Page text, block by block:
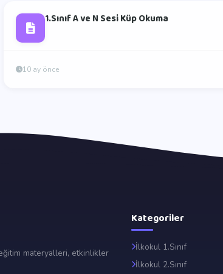
1.Sınıf A ve N Sesi Küp Okuma
10 ay önce
materyalleri, etkinlikler
Kategoriler
İlkokul 1.Sınıf
İlkokul 2.Sınıf